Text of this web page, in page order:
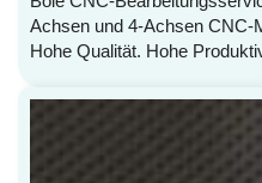
Achsen und 4-Achsen CNC-
Hohe Qualität. Hohe